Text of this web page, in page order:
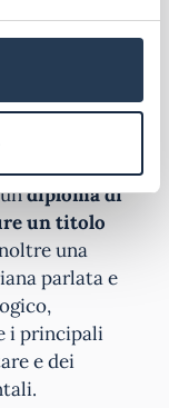
magistrale
undiploma di
un titolo
una
parlata e
i principali
e dei